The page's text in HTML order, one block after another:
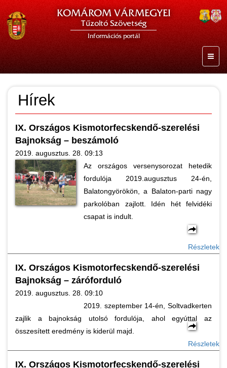
KOMÁROM VÁRMEGYEI
Tűzoltó Szövetség
Információs portál
Hírek
IX. Országos Kismotorfecskendő-szerelési
Bajnokság – beszámoló
2019. augusztus. 28. 09:13
Az országos versenysorozat hetedik
fordulója 2019.augusztus 24-én,
Balatongyörökön, a Balaton-parti nagy
parkolóban zajlott. Idén hét felvidéki
csapat is indult.
Részletek
IX. Országos Kismotorfecskendő-szerelési
Bajnokság – záróforduló
2019. augusztus. 28. 09:10
2019. szeptember 14-én, Soltvadkerten
zajlik a bajnokság utolsó fordulója, ahol egyúttal az
összesített eredmény is kiderül majd.
Részletek
IX. Országos Kismotorfecskendő-szerelési